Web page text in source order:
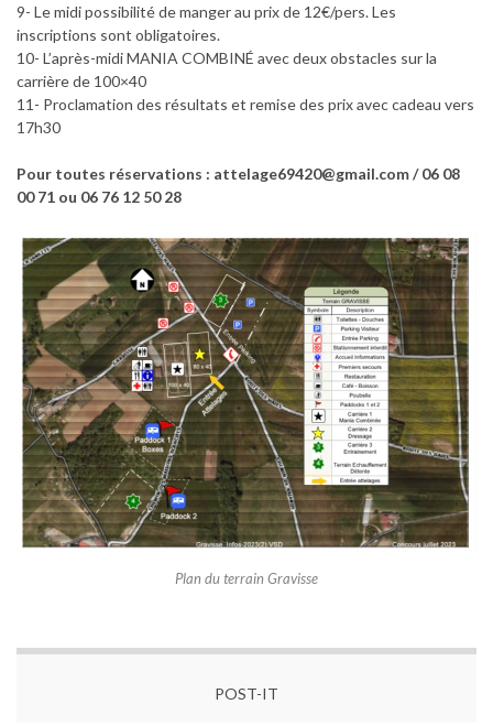
9- Le midi possibilité de manger au prix de 12€/pers. Les
inscriptions sont obligatoires.
10- L’après-midi MANIA COMBINÉ avec deux obstacles sur la
carrière de 100×40
11- Proclamation des résultats et remise des prix avec cadeau vers
17h30
Pour toutes réservations : attelage69420@gmail.com / 06 08
00 71 ou 06 76 12 50 28
Plan du terrain Gravisse
POST-IT